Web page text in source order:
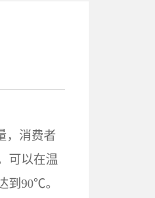
，消费者
可以在温
到90℃。